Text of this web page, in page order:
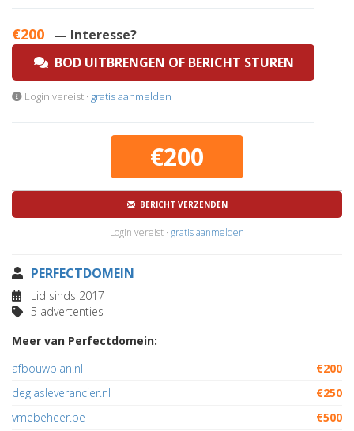
€200 — Interesse?
BOD UITBRENGEN OF BERICHT STUREN
Login vereist · gratis aanmelden
€200
BERICHT VERZENDEN
Login vereist · gratis aanmelden
PERFECTDOMEIN
Lid sinds 2017
5 advertenties
Meer van Perfectdomein:
afbouwplan.nl
€200
deglasleverancier.nl
€250
vmebeheer.be
€500